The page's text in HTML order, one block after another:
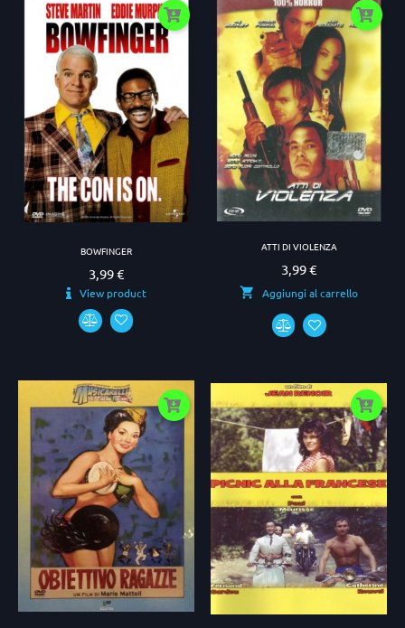
BOWFINGER
Prezzo
3,99 €
View product
ATTI DI VIOLENZA
Prezzo
3,99 €
Aggiungi al carrello